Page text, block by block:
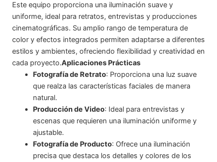
Este equipo proporciona una iluminación suave y
uniforme, ideal para retratos, entrevistas y producciones
cinematográficas. Su amplio rango de temperatura de
color y efectos integrados permiten adaptarse a diferentes
estilos y ambientes, ofreciendo flexibilidad y creatividad en
cada proyecto.Aplicaciones Prácticas
Fotografía de Retrato: Proporciona una luz suave
que realza las características faciales de manera
natural.
Producción de Video: Ideal para entrevistas y
escenas que requieren una iluminación uniforme y
ajustable.
Fotografía de Producto: Ofrece una iluminación
precisa que destaca los detalles y colores de los